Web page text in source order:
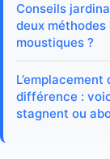
Conseils
deux
moustiques ?
différence :
stagnent ou